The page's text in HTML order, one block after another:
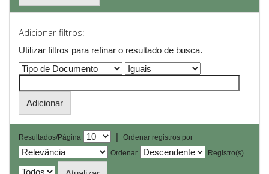
Adicionar filtros:
Utilizar filtros para refinar o resultado de busca.
Resultados/Página |
Ordenar registros por
Ordenar
Registro(s)